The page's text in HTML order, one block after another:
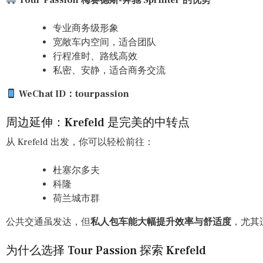
专业商务级形象
宽敞车内空间，适合团队
行程准时、路线高效
私密、安静，适合商务交流
WeChat ID：tourpassion
周边延伸：Krefeld 是完美的中转点
从 Krefeld 出发，你可以轻松前往：
杜塞尔多夫
科隆
荷兰城市群
公共交通虽发达，但私人包车能大幅提升效率与舒适度 ，尤其
为什么选择 Tour Passion 探索 Krefeld